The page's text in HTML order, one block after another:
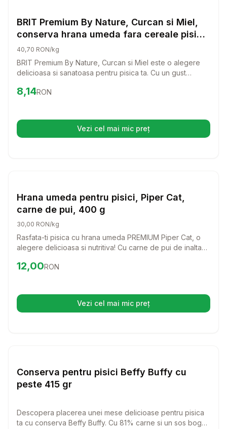
Hrana Umeda Pisici
BRIT Premium By Nature, Curcan si Miel,
conserva hrana umeda fara cereale pisici,
(pate), 200g
40,70 RON/kg
BRIT Premium By Nature, Curcan si Miel este o alegere
delicioasa si sanatoasa pentru pisica ta. Cu un gust
conserva umeda fara cereale va oferi pisicii tale o masa
Preț:8.14
8,14RON
Vezi cel mai mic preț(se deschide într-o filă nouă)
Hrana Umeda Pisici
Hrana umeda pentru pisici, Piper Cat,
carne de pui, 400 g
30,00 RON/kg
Rasfata-ti pisica cu hrana umeda PREMIUM Piper Cat, o
alegere delicioasa si nutritiva! Cu carne de pui de inalta
pentru a fi sanatoasa si fericita.
Preț:12.00
12,00RON
Vezi cel mai mic preț(se deschide într-o filă nouă)
Hrana Umeda Pisici
Conserva pentru pisici Beffy Buffy cu
peste 415 gr
Descopera placerea unei mese delicioase pentru pisica
ta cu conserva Beffy Buffy. Cu 81% carne si un sos bogat,